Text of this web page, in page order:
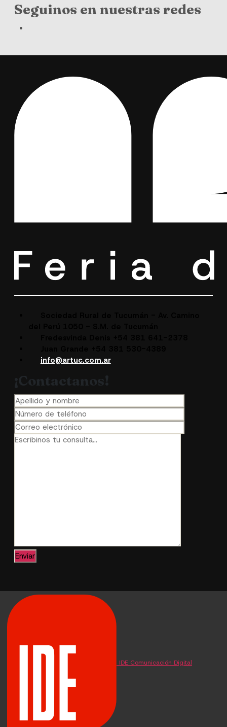
Seguinos en nuestras redes
info@artuc.com.ar
¡Contactanos!
IDE Comunicación Digital